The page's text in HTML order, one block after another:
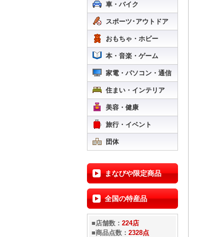
車・バイク
スポーツ･アウトドア
おもちゃ・ホビー
本・音楽・ゲーム
家電・パソコン・通信
住まい・インテリア
美容・健康
旅行・イベント
団体
まなびや限定商品
全国の特産品
■店舗数： 224店
■商品点数： 2328点